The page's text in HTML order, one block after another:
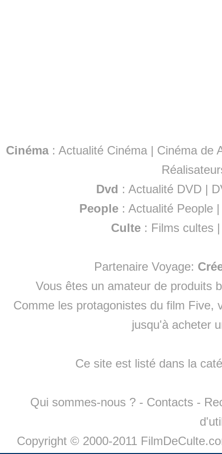
Cinéma: Actualité Cinéma | Cinéma de
Dvd : Actualité DVD |
People :Actualité People
Culte : Films cultes
Partenaire Voyage:
Vous êtes un amateur de produits
Comme les protagonistes du film Five,
jusqu'à acheter
Ce site est listé dans la
Qui sommes-nous ? - Contacts -
Copyright © 2000-2011